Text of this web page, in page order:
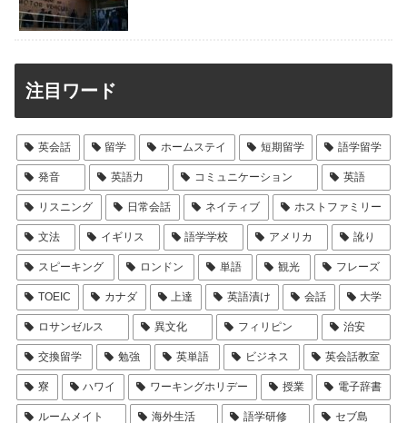
注目ワード
英会話 留学 ホームステイ 短期留学 語学留学
発音 英語力 コミュニケーション 英語
リスニング 日常会話 ネイティブ ホストファミリー
文法 イギリス 語学学校 アメリカ 訛り
スピーキング ロンドン 単語 観光 フレーズ
TOEIC カナダ 上達 英語漬け 会話 大学
ロサンゼルス 異文化 フィリピン 治安
交換留学 勉強 英単語 ビジネス 英会話教室
寮 ハワイ ワーキングホリデー 授業 電子辞書
ルームメイト 海外生活 語学研修 セブ島